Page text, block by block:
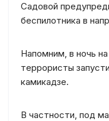
Садовой
беспилотника в
Напомним, в ночь
террористы
камикадзе.
В частности, под